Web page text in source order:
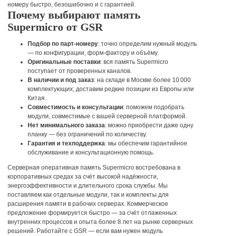
номеру быстро, безошибочно и с гарантией.
Почему выбирают память
Supermicro от GSR
Подбор по парт-номеру: точно определим нужный модуль
— по конфигурации, форм-фактору и объёму.
Оригинальные поставки: вся память Supermicro
поступает от проверенных каналов.
В наличии и под заказ: на складе в Москве более 10 000
комплектующих; доставим редкие позиции из Европы или
Китая.
Совместимость и консультации: поможем подобрать
модули, совместимые с вашей серверной платформой.
Нет минимального заказа: можно приобрести даже одну
планку — без ограничений по количеству.
Гарантия и техподдержка: мы обеспечим гарантийное
обслуживание и консультационную помощь.
Серверная оперативная память Supermicro востребована в
корпоративных средах за счёт высокой надёжности,
энергоэффективности и длительного срока службы. Мы
поставляем как отдельные модули, так и комплекты для
расширения памяти в рабочих серверах. Коммерческое
предложение формируется быстро — за счёт отлаженных
внутренних процессов и опыта более 8 лет на рынке серверных
решений. Работайте с GSR — если вам нужен модуль